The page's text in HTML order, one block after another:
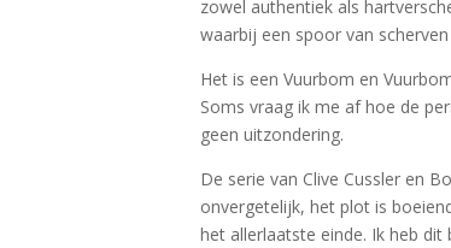
zowel authentiek als
waarbij een spoor van
Het is een Vuurbom en
Soms vraag ik me af hoe de
geen uitzondering.
De serie van Clive Cussler en
onvergetelijk, het plot is
het allerlaatste einde. Ik heb